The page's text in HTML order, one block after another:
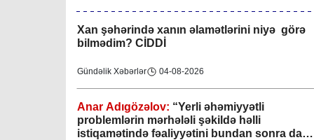
Xan şəhərində xanın əlamətlərini niyə görə
bilmədim? CİDDİ
Gündəlik Xəbərlər 04-08-2026
Anar Adıgözəlov: “Yerli əhəmiyyətli
problemlərin mərhələli şəkildə həlli
istiqamətində fəaliyyətini bundan sonra da